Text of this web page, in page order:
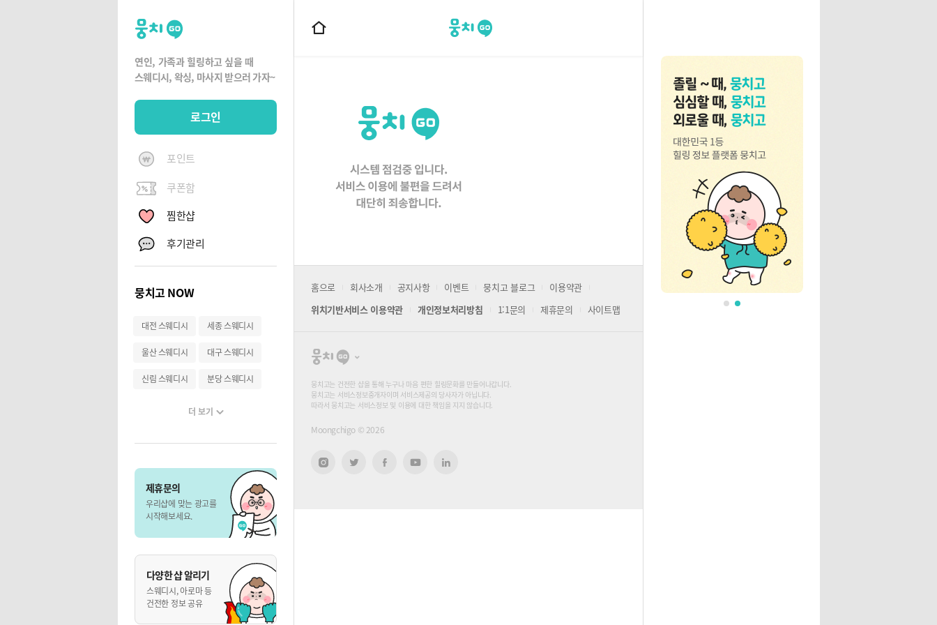
뭉
치
고
연인, 가족과 힐링하고 싶을 때
스웨디시, 왁싱, 마사지 받으러 가자~
로그인
포인트
쿠폰함
찜한샵
후기관리
뭉치고 NOW
대전 스웨디시 세종 스웨디시
울산 스웨디시 대구 스웨디시
신림 스웨디시 분당 스웨디시
더 보기
제휴문의
우리샵에 맞는 광고를
시작해보세요.
다양한 샵 알리기
스웨디시, 아로마 등
건전한 정보 공유
뭉치고
홈
홈으로 회사소개 공지사항 이벤트 뭉치고 블로그
이용약관
위치기반서비스 이용약관
개인정보처리방침 1:1문의 제휴문의 사이트맵
뭉
고
뭉치고는 건전한 샵을 통해 누구나 마음 편한 힐링문화를 만들어나갑니다.
뭉치고는 서비스정보중개자이며 서비스제공의 당사자가 아닙니다.
따라서 뭉치고는 서비스정보 및 이용에 대한 책임을 지지 않습니다.
Moongchigo © 2026